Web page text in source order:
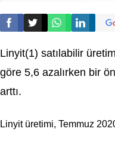
Linyit(1) satılabilir
göre 5,6 azalırken bir
arttı.
Linyit üretimi, Temmuz